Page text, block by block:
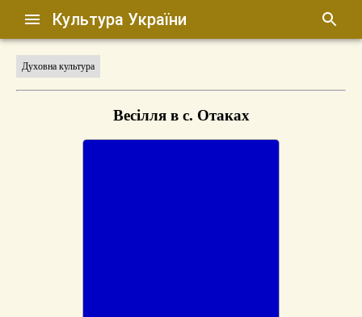
Культура України
Духовна культура
Весілля в с. Отаках